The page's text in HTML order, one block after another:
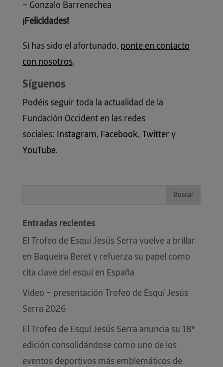
– Gonzalo Barrenechea
¡Felicidades!
Si has sido el afortunado, ponte en contacto
con nosotros.
Síguenos
Podéis seguir toda la actualidad de la
Fundación Occident en las redes
sociales: Instagram, Facebook, Twittery
YouTube.
Entradas recientes
El Trofeo de Esquí Jesús Serra vuelve a brillar
en Baqueira Beret y refuerza su papel como
cita clave del esquí en España
Video – presentación Trofeo de Esquí Jesús
Serra 2026
El Trofeo de Esquí Jesús Serra anuncia su 18ª
edición consolidándose como uno de los
eventos deportivos más emblemáticos de